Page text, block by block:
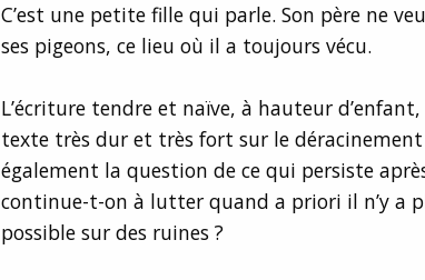
C’est une petite fille qui parle. Son père ne
ses pigeons, ce lieu où il a toujours vécu.
L’écriture tendre et naïve, à hauteur
texte très dur et très fort sur le déracinement
également la question de ce qui persiste
continue-t-on à lutter quand a priori il n’y a
possible sur des ruines ?